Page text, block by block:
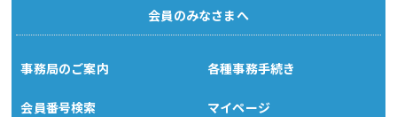
会員のみなさまへ
事務局のご案内 各種事務手続き
会員番号検索 マイページ